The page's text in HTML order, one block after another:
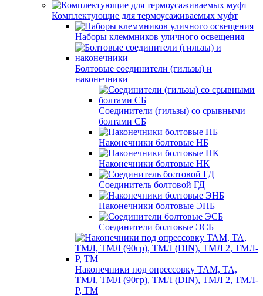
Комплектующие для термоусаживаемых муфт
Наборы клеммников уличного освещения
Болтовые соединители (гильзы) и
наконечники
Соединители (гильзы) со срывными
болтами СБ
Наконечники болтовые НБ
Наконечники болтовые НК
Соединитель болтовой ГД
Наконечники болтовые ЭНБ
Соединители болтовые ЭСБ
Наконечники под опрессовку ТАМ, ТА,
ТМЛ, ТМЛ (90гр), ТМЛ (DIN), ТМЛ 2, ТМЛ-
Р, ТМ